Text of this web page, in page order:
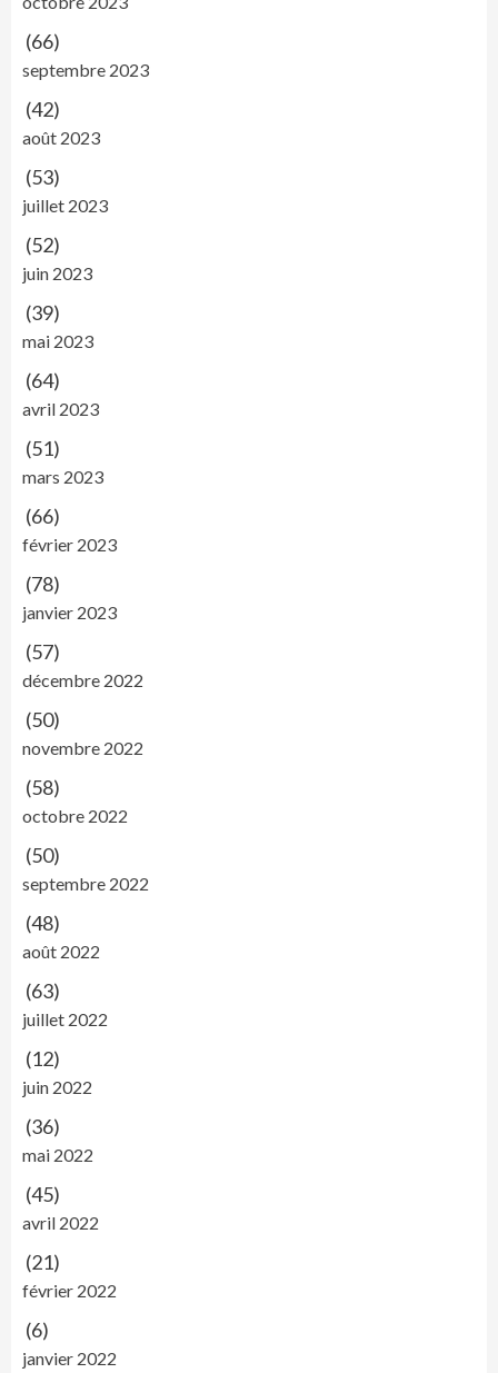
(66)
septembre 2023
(42)
août 2023
(53)
juillet 2023
(52)
juin 2023
(39)
mai 2023
(64)
avril 2023
(51)
mars 2023
(66)
février 2023
(78)
janvier 2023
(57)
décembre 2022
(50)
novembre 2022
(58)
octobre 2022
(50)
septembre 2022
(48)
août 2022
(63)
juillet 2022
(12)
juin 2022
(36)
mai 2022
(45)
avril 2022
(21)
février 2022
(6)
janvier 2022